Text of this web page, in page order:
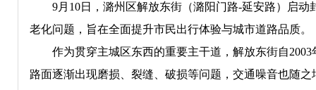
9月10日，潞州区解放东街（潞阳门路-延安路）启
老化问题，旨在全面提升市民出行体验与城市道路品质。
作为贯穿主城区东西的重要主干道，解放东街自
路面逐渐出现磨损、裂缝、破损等问题，交通噪音也随